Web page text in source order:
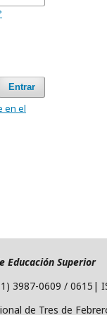
Entrar
en el
Educación Superior
3987-0609 / 0615|
de Tres de